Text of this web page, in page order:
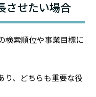
させたい場合
検索順位や事業目標に
り、どちらも重要な役